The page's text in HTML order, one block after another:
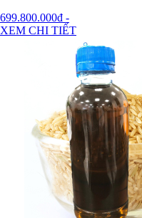
699.800.000đ -
XEM CHI TIẾT